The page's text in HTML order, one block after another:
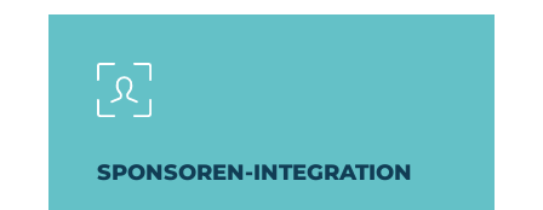
SPONSOREN-INTEGRATION